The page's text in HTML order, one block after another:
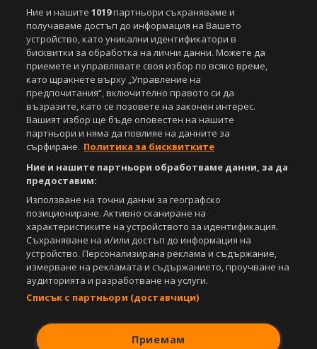
Съдържанието на този уеб сайт и технологиите, използвани в него, са
под закрила на Закона за авторското право и сродните му права.
Всички статии, репортажи, интервюта и други текстови, графични и
видео материали, публикувани в сайта, са собственост на Агенция
Спортал, освен ако изрично е посочено друго. Допуска се
публикуване на текстови материали само след писмено съгласие на
Агенция Спортал, посочване на източника и добавяне на линк към
www.sportal.bg. Използването на графични и видео материали,
публикувани в сайта, е строго забранено. Нарушителите ще бъдат
санкционирани с цялата строгост на закона.
СвалиБЕЗПЛАТНОТОприложение за:
Android
Powered by:
Ние и нашите1019партньори съхраняваме и
получаваме достъп до информация на Вашето
устройство, като уникални идентификатори в
бисквитки за обработка на лични данни. Можете да
приемете и управлявате своя избор по всяко време,
като щракнете върху „Управление на
предпочитания“, включително правото си да
възразите, като се позовете на законен интерес.
Вашият избор ще бъде оповестен на нашите
партньори и няма да повлияе на данните за
сърфиране. Политика за бисквитките
Ние и нашите партньори обработваме данни, за да
предоставим:
Използване на точни данни за географско
позициониране. Активно сканиране на
характеристиките на устройството за идентификация.
Съхраняване на и/или достъп до информация на
устройство. Персонализирана реклама и съдържание,
измерване на рекламата и съдържанието, проучване на
аудиторията и разработване на услуги.
Списък с партньори (доставчици)
Приемам